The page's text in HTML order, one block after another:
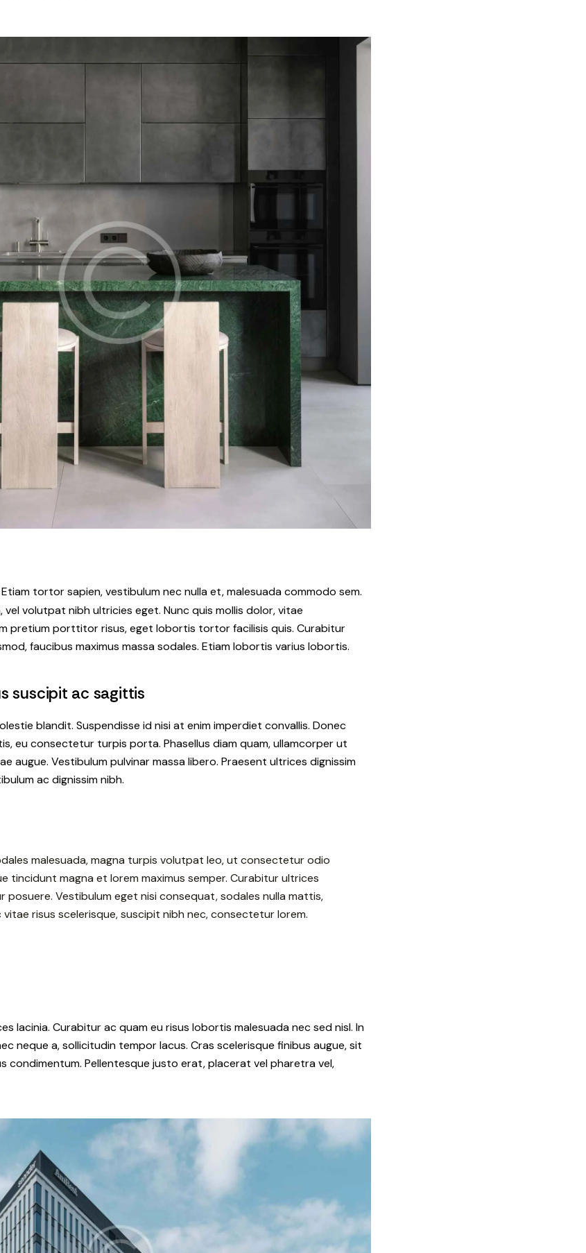
tortor sapien, vestibulum nec nulla et, malesuada commodo sem.
vel volutpat nibh ultricies eget. Nunc quis mollis dolor, vitae
pretium porttitor risus, eget lobortis tortor facilisis quis. Curabitur
faucibus maximus massa sodales. Etiam lobortis varius lobortis.
suscipit ac sagittis
blandit. Suspendisse id nisi at enim imperdiet convallis. Donec
eu consectetur turpis porta. Phasellus diam quam, ullamcorper ut
augue. Vestibulum pulvinar massa libero. Praesent ultrices dignissim
ac dignissim nibh.
malesuada, magna turpis volutpat leo, ut consectetur odio
tincidunt magna et lorem maximus semper. Curabitur ultrices
Vestibulum eget nisi consequat, sodales nulla mattis,
vitae risus scelerisque, suscipit nibh nec, consectetur lorem.
lacinia. Curabitur ac quam eu risus lobortis malesuada nec sed nisl. In
neque a, sollicitudin tempor lacus. Cras scelerisque finibus augue, sit
condimentum. Pellentesque justo erat, placerat vel pharetra vel,